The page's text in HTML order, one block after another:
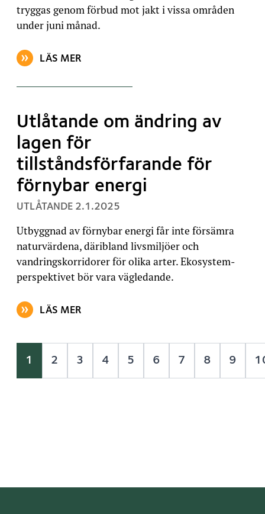
tryggas genom förbud mot jakt i vissa områden
under juni månad.
LÄS MER
OM ARTIKELN: UTLÅTANDE OM JORD-OCH
Utlåtande om ändring av
lagen för
tillståndsförfarande för
förnybar energi
UTLÅTANDE , PUBLICERAT:
2.1.2025
Utbyggnad av förnybar energi får inte försämra
naturvärdena, däribland livsmiljöer och
vandringskorridorer för olika arter. Ekosystem-
perspektivet bör vara vägledande.
LÄS MER
OM ARTIKELN: UTLÅTANDE OM ÄNDRING AV LAGEN
1 2 3 4 5 6 7 8 9